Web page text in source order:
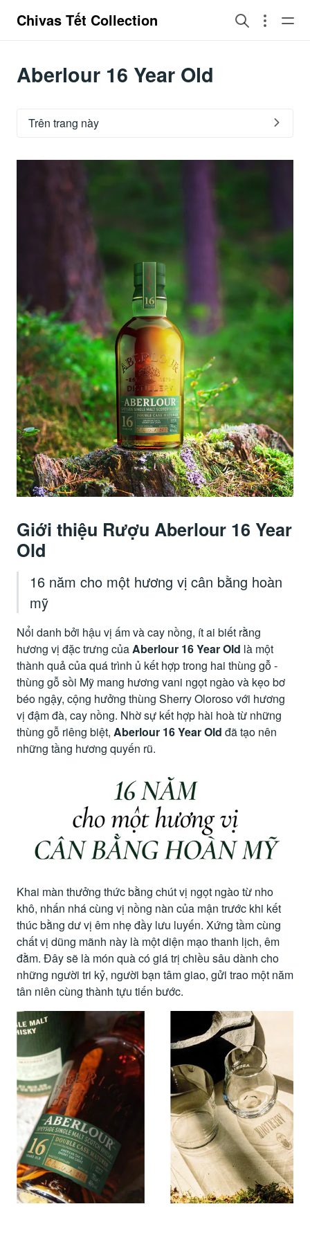
Chivas Tết Collection
Aberlour 16 Year Old
Trên trang này
Giới thiệu Rượu Aberlour 16 Year
Old
16 năm cho một hương vị cân bằng hoàn
mỹ
Nổi danh bởi hậu vị ấm và cay nồng, ít ai biết rằng
hương vị đặc trưng của Aberlour 16 Year Old là một
thành quả của quá trình ủ kết hợp trong hai thùng gỗ -
thùng gỗ sồi Mỹ mang hương vani ngọt ngào và kẹo bơ
béo ngậy, cộng hưởng thùng Sherry Oloroso với hương
vị đậm đà, cay nồng. Nhờ sự kết hợp hài hoà từ những
thùng gỗ riêng biệt, Aberlour 16 Year Old đã tạo nên
những tầng hương quyến rũ.
Khai màn thưởng thức bằng chút vị ngọt ngào từ nho
khô, nhấn nhá cùng vị nồng nàn của mận trước khi kết
thúc bằng dư vị êm nhẹ đầy lưu luyến. Xứng tầm cùng
chất vị dũng mãnh này là một diện mạo thanh lịch, êm
đằm. Đây sẽ là món quà có giá trị chiều sâu dành cho
những người tri kỷ, người bạn tâm giao, gửi trao một năm
tân niên cùng thành tựu tiến bước.